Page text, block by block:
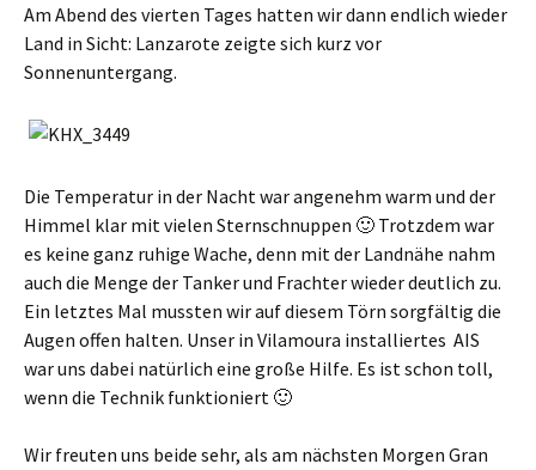
Am Abend des vierten Tages hatten wir dann endlich wieder
Land in Sicht: Lanzarote zeigte sich kurz vor
Sonnenuntergang.
Die Temperatur in der Nacht war angenehm warm und der
Himmel klar mit vielen Sternschnuppen 🙂 Trotzdem war
es keine ganz ruhige Wache, denn mit der Landnähe nahm
auch die Menge der Tanker und Frachter wieder deutlich zu.
Ein letztes Mal mussten wir auf diesem Törn sorgfältig die
Augen offen halten. Unser in Vilamoura installiertes AIS
war uns dabei natürlich eine große Hilfe. Es ist schon toll,
wenn die Technik funktioniert 🙂
Wir freuten uns beide sehr, als am nächsten Morgen Gran